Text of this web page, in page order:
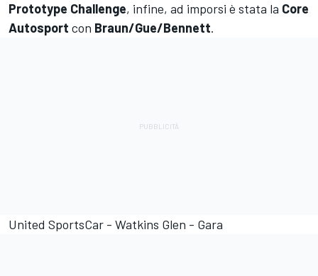
Prototype Challenge, infine, ad imporsi è stata la Core
Autosport con Braun/Gue/Bennett.
United SportsCar - Watkins Glen - Gara